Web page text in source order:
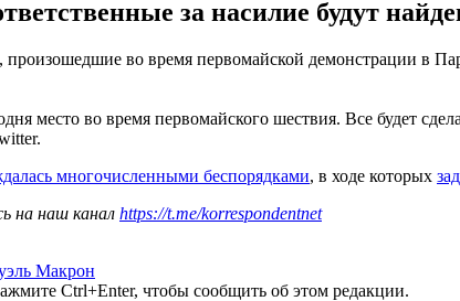
за насилие будут
во время первомайской демонстрации в
место во время первомайского шествия. Все будет
многочисленными беспорядками, в ходе которых
на наш канал https://t.me/korrespondentnet
Макрон
Ctrl+Enter, чтобы сообщить об этом редакции.